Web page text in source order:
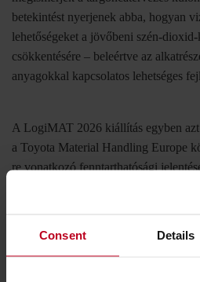
Consent Details
betekintést nyerjenek abba, hogyan
lehetőségeket a jövőbeni szén-
csökkentésére – beleértve az
anyagokkal kapcsolatos lehetséges
A LogiMAT 2026 kiállítás egyben
a Toyota Material Handling Europe
re vonatkozó fenntarthatósági
a vállalat tudományosan
előrehaladásáról, és beszámol olyan